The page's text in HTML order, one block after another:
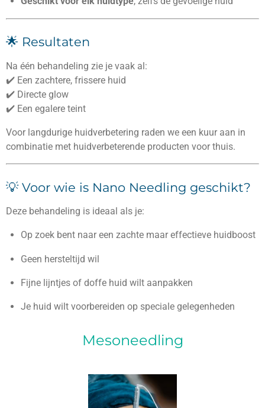
🌟 Resultaten
Na één behandeling zie je vaak al:
✔️ Een zachtere, frissere huid
✔️ Directe glow
✔️ Een egalere teint
Voor langdurige huidverbetering raden we een kuur aan in
combinatie met huidverbeterende producten voor thuis.
💡 Voor wie is Nano Needling geschikt?
Deze behandeling is ideaal als je:
Op zoek bent naar een zachte maar effectieve huidboost
Geen hersteltijd wil
Fijne lijntjes of doffe huid wilt aanpakken
Je huid wilt voorbereiden op speciale gelegenheden
Mesoneedling